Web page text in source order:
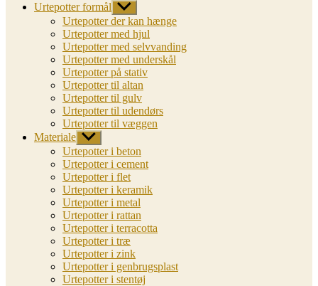
Urtepotter formål Vis
undermenu
Urtepotter der kan hænge
Urtepotter med hjul
Urtepotter med selvvanding
Urtepotter med underskål
Urtepotter på stativ
Urtepotter til altan
Urtepotter til gulv
Urtepotter til udendørs
Urtepotter til væggen
Materiale Vis
undermenu
Urtepotter i beton
Urtepotter i cement
Urtepotter i flet
Urtepotter i keramik
Urtepotter i metal
Urtepotter i rattan
Urtepotter i terracotta
Urtepotter i træ
Urtepotter i zink
Urtepotter i genbrugsplast
Urtepotter i stentøj